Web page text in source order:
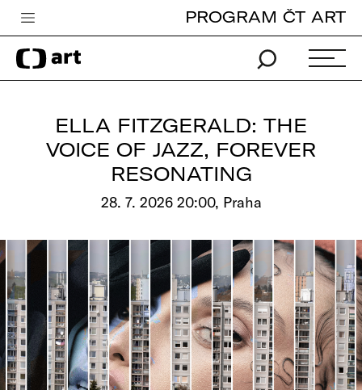
Česká televize
Zpravodajství
iVysílání
edu
Vše o ČT
PROGRAM ČT ART
ELLA FITZGERALD: THE
VOICE OF JAZZ, FOREVER
RESONATING
28. 7. 2026 20:00, Praha